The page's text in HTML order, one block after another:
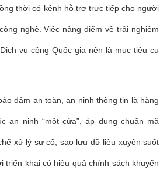
thời có kênh hỗ trợ trực tiếp cho người
nghệ. Việc nâng điểm về trải nghiệm
vụ công Quốc gia nên là mục tiêu cụ
đảm an toàn, an ninh thông tin là hàng
an ninh “một cửa”, áp dụng chuẩn mã
xử lý sự cố, sao lưu dữ liệu xuyên suốt
triển khai có hiệu quả chính sách khuyến